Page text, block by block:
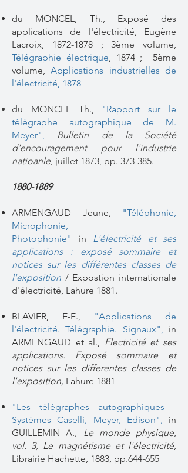
du MONCEL, Th., Exposé des
applications de l'électricité, Eugène
Lacroix, 1872-1878; 3ème volume,
Télégraphie électrique, 1874 ; 5ème
volume,Applications industrielles de
l'électricité, 1878
du MONCEL Th., "Rapport sur le
télégraphe autographique de M.
Meyer",
Bulletin de la Société
d'encouragement pour l'industrie
natioanle, juillet 1873, pp. 373-385.
1880-1889
ARMENGAUD Jeune,
"Téléphonie,
Microphonie,
Photophonie"
in L'électricité et ses
applications : exposé sommaire et
notices sur les différentes classes de
l'exposition / Expostion internationale
d'électricité, Lahure 1881.
BLAVIER, E-E., ​
"Applications de
l'électricité. Télégraphie. Signaux", in
ARMENGAUD et al., Electricité et ses
applications. Exposé sommaire et
notices sur les differentes classes de
l'exposition, Lahure 1881
"Les télégraphes autographiques -
Systèmes Caselli, Meyer, Edison", in
GUILLEMIN A., Le monde physique,
vol. 3, Le magnétisme et l'électricité,
Librairie Hachette, 1883, pp.644-655